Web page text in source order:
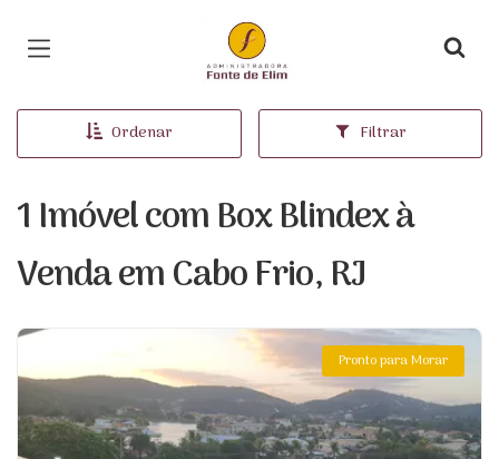
Página inicial
Ordenar Filtrar
1 Imóvel com Box Blindex à
Venda em Cabo Frio, RJ
Pronto para Morar